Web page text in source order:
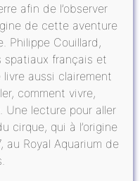
afin de l’observer
de cette aventure
Philippe Couillard,
spatiaux français et
aussi clairement
comment vivre,
Une lecture pour aller
cirque, qui à l’origine
au Royal Aquarium de